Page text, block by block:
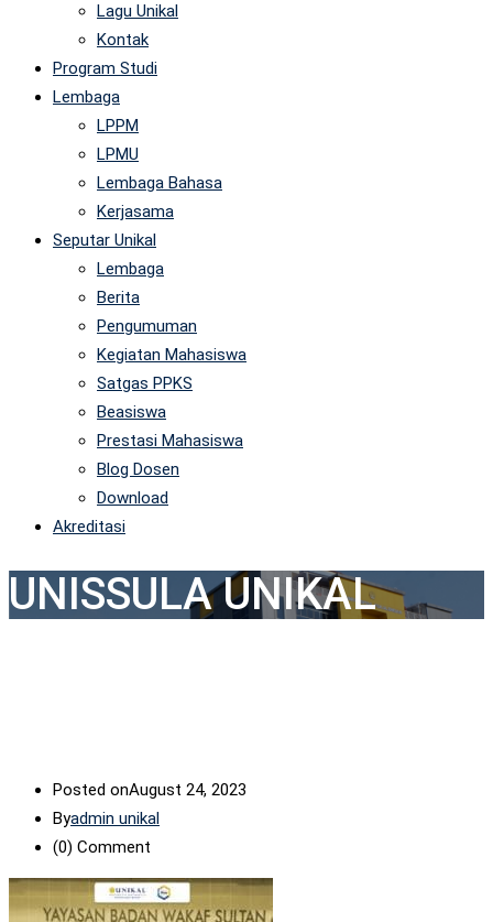
Lagu Unikal
Kontak
Program Studi
Lembaga
LPPM
LPMU
Lembaga Bahasa
Kerjasama
Seputar Unikal
Lembaga
Berita
Pengumuman
Kegiatan Mahasiswa
Satgas PPKS
Beasiswa
Prestasi Mahasiswa
Blog Dosen
Download
Akreditasi
UNISSULA UNIKAL
Posted onAugust 24, 2023
Byadmin unikal
(0) Comment